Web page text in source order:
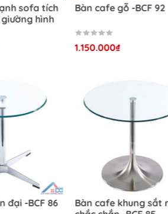
75 sử dụng trong nhiều không gian
và ghế tạo nên thổng thể không
-BCF 75 chất lượng tại nội thất
75 đem đến hiệu quả và trải
phẩm có thể kể đến bao gồm:
1100mm chiều dài, 600mm chiều
thoải mái và đa dạng trải
-
Bàn trà để cạnh sofa tích
hợp tab đầu giường hình
tròn -BCF 93
1.050.000₫
Bàn cafe hiện đại -BCF 86